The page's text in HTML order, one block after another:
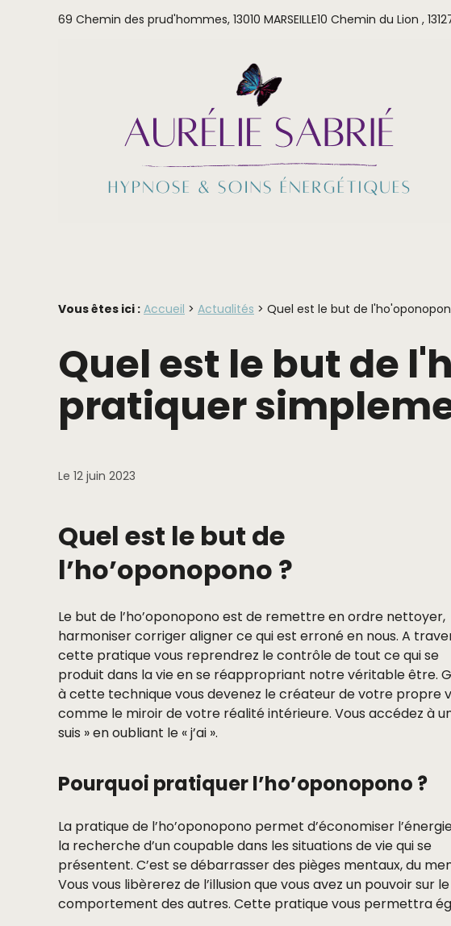
69 Chemin des prud'hommes, 13010 MARSEILLE10 Chemin du Lion ,
Vous êtes ici : Accueil > Actualités > Quel est le but de
Quel est le but de
pratiquer
Le 12 juin 2023
Quel est le but de
l’ho’oponopono ?
Le but de l’ho’oponopono est de remettre en ordre nettoyer,
harmoniser corriger aligner ce qui est erroné en nous. A
cette pratique vous reprendrez le contrôle de tout ce qui se
produit dans la vie en se réappropriant notre véritable être.
à cette technique vous devenez le créateur de votre propre
comme le miroir de votre réalité intérieure. Vous accédez à
suis » en oubliant le « j’ai ».
Pourquoi pratiquer l’ho’oponopono ?
La pratique de l’ho’oponopono permet d’économiser
la recherche d’un coupable dans les situations de vie qui se
présentent. C’est se débarrasser des pièges mentaux, du
Vous vous libèrerez de l’illusion que vous avez un pouvoir sur le
comportement des autres. Cette pratique vous permettra